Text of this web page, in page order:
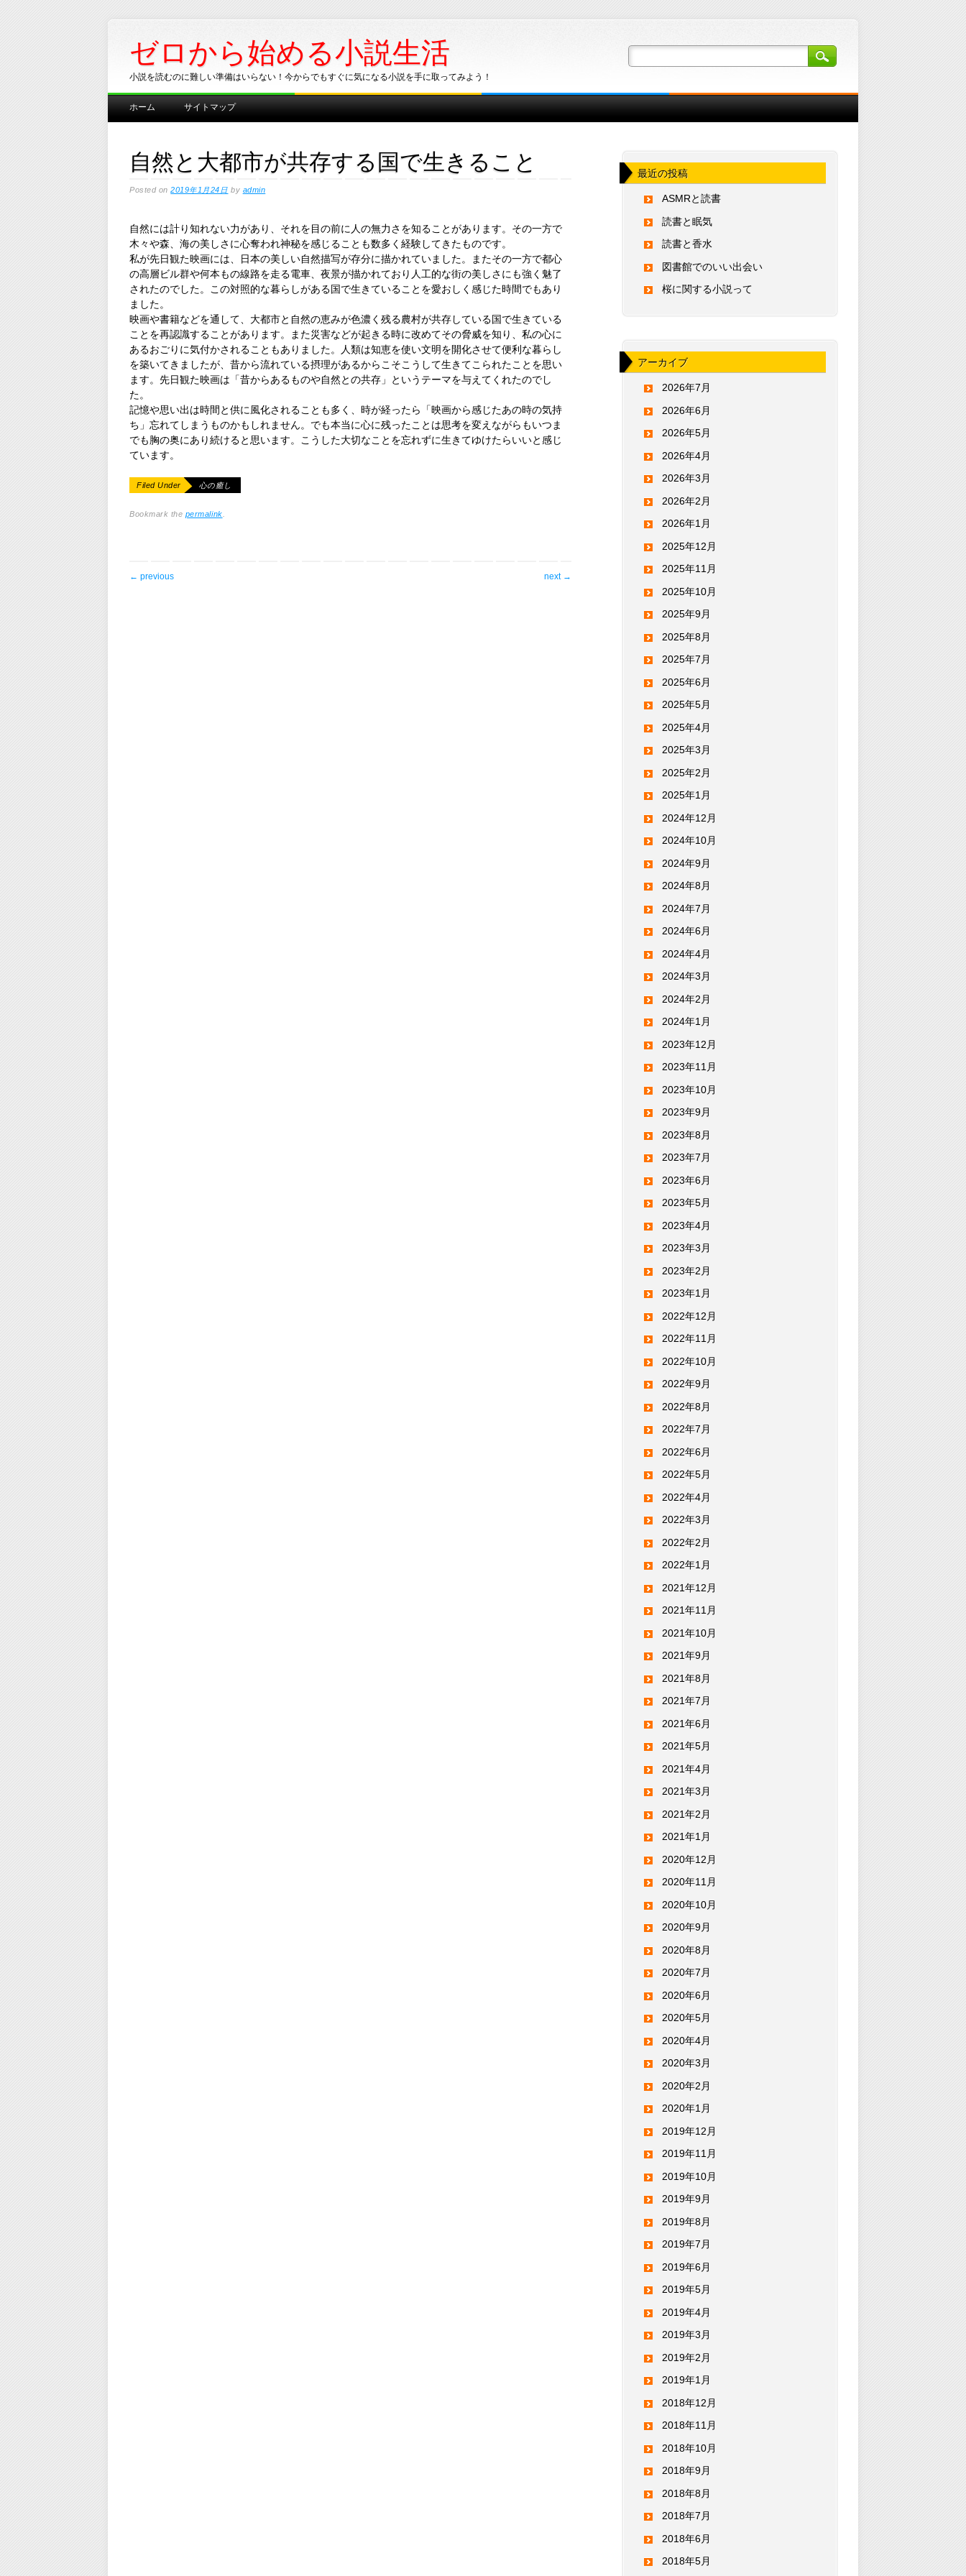
ゼロから始める小説生活
小説を読むのに難しい準備はいらない！今からでもすぐに気になる小説を手に取ってみよう！
Main menu
Skip
ホーム サイトマップ
自然と大都市が共存する国で生きること
Posted on2019年1月24日 by admin
自然には計り知れない力があり、それを目の前に人の無力さを知ることがあります。その一方で
木々や森、海の美しさに心奪われ神秘を感じることも数多く経験してきたものです。
私が先日観た映画には、日本の美しい自然描写が存分に描かれていました。またその一方で都心
の高層ビル群や何本もの線路を走る電車、夜景が描かれており人工的な街の美しさにも強く魅了
されたのでした。この対照的な暮らしがある国で生きていることを愛おしく感じた時間でもあり
ました。
映画や書籍などを通して、大都市と自然の恵みが色濃く残る農村が共存している国で生きている
ことを再認識することがあります。また災害などが起きる時に改めてその脅威を知り、私の心に
あるおごりに気付かされることもありました。人類は知恵を使い文明を開化させて便利な暮らし
を築いてきましたが、昔から流れている摂理があるからこそこうして生きてこられたことを思い
ます。先日観た映画は「昔からあるものや自然との共存」というテーマを与えてくれたのでし
た。
記憶や思い出は時間と供に風化されることも多く、時が経ったら「映画から感じたあの時の気持
ち」忘れてしまうものかもしれません。でも本当に心に残ったことは思考を変えながらもいつま
でも胸の奥にあり続けると思います。こうした大切なことを忘れずに生きてゆけたらいいと感じ
ています。
Filed Under 心の癒し
Bookmark the permalink
post navigation
← previous next →
最近の投稿
ASMRと読書
読書と眠気
読書と香水
図書館でのいい出会い
桜に関する小説って
アーカイブ
2026年7月
2026年6月
2026年5月
2026年4月
2026年3月
2026年2月
2026年1月
2025年12月
2025年11月
2025年10月
2025年9月
2025年8月
2025年7月
2025年6月
2025年5月
2025年4月
2025年3月
2025年2月
2025年1月
2024年12月
2024年10月
2024年9月
2024年8月
2024年7月
2024年6月
2024年4月
2024年3月
2024年2月
2024年1月
2023年12月
2023年11月
2023年10月
2023年9月
2023年8月
2023年7月
2023年6月
2023年5月
2023年4月
2023年3月
2023年2月
2023年1月
2022年12月
2022年11月
2022年10月
2022年9月
2022年8月
2022年7月
2022年6月
2022年5月
2022年4月
2022年3月
2022年2月
2022年1月
2021年12月
2021年11月
2021年10月
2021年9月
2021年8月
2021年7月
2021年6月
2021年5月
2021年4月
2021年3月
2021年2月
2021年1月
2020年12月
2020年11月
2020年10月
2020年9月
2020年8月
2020年7月
2020年6月
2020年5月
2020年4月
2020年3月
2020年2月
2020年1月
2019年12月
2019年11月
2019年10月
2019年9月
2019年8月
2019年7月
2019年6月
2019年5月
2019年4月
2019年3月
2019年2月
2019年1月
2018年12月
2018年11月
2018年10月
2018年9月
2018年8月
2018年7月
2018年6月
2018年5月